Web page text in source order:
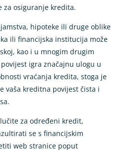
za osiguranje kredita.
hipoteke ili druge oblike
ili financijska institucija može
kao i u mnogim drugim
igra značajnu ulogu u
vraćanja kredita, stoga je
vaša kreditna povijest čista i
za određeni kredit,
se s financijskim
web stranice poput